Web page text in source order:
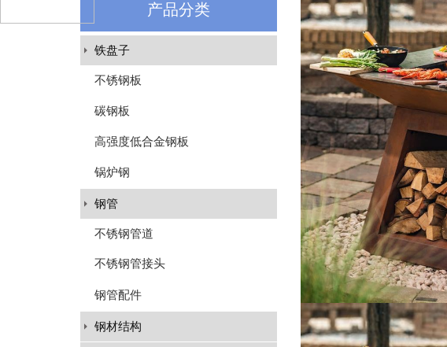
产品分类
铁盘子
不锈钢板
碳钢板
高强度低合金钢板
锅炉钢
钢管
不锈钢管道
不锈钢管接头
钢管配件
钢材结构